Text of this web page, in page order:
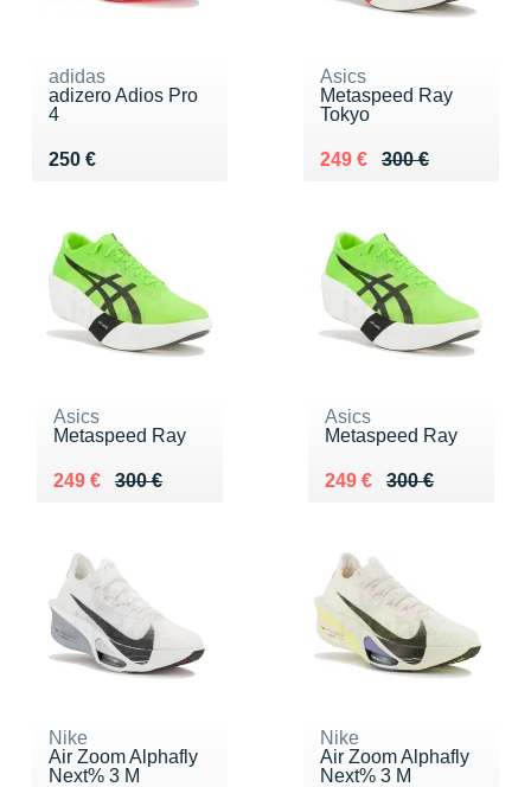
adidas
adizero Adios Pro
4
250 €
Vendu 250 €
Asics
Metaspeed Ray
Tokyo
300 €
Au lieu de 300 €
249 €
Vendu 249 €
Asics
Metaspeed Ray
300 €
Au lieu de 300 €
249 €
Vendu 249 €
Asics
Metaspeed Ray
300 €
Au lieu de 300 €
249 €
Vendu 249 €
Nike
Air Zoom Alphafly
Next% 3 M
Nike
Air Zoom Alphafly
Next% 3 M